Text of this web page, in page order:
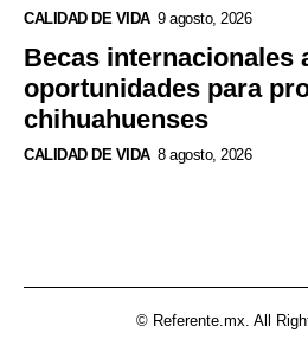
CALIDAD DE VIDA 9 agosto, 2026
Becas internacionales
oportunidades para
chihuahuenses
CALIDAD DE VIDA 8 agosto, 2026
© Referente.mx. All